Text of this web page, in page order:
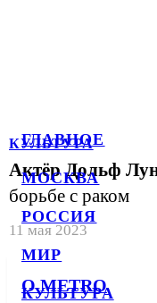
ГЛАВНОЕ
МОСКВА
РОССИЯ
МИР
КУЛЬТУРА
КУЛЬТУРА
Актёр Дольф
борьбе с раком
11 мая 2023
О METRO